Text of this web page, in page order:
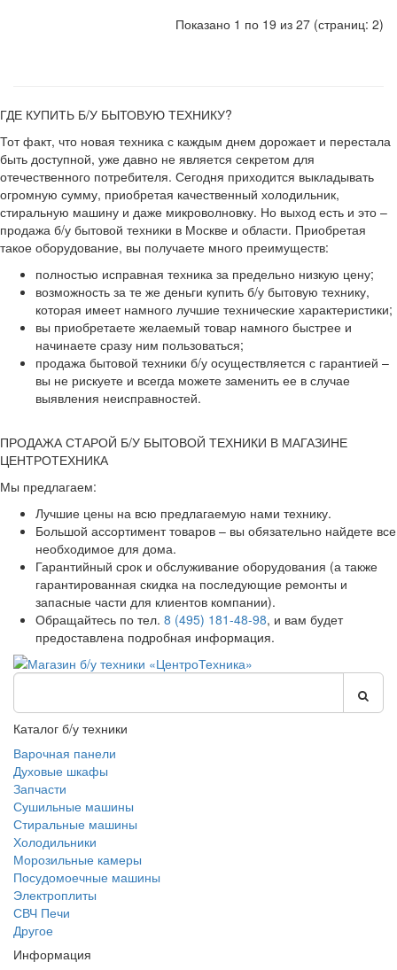
Показано 1 по 19 из 27 (страниц: 2)
ГДЕ КУПИТЬ Б/У БЫТОВУЮ ТЕХНИКУ?
Тот факт, что новая техника с каждым днем дорожает и перестала
быть доступной, уже давно не является секретом для
отечественного потребителя. Сегодня приходится выкладывать
огромную сумму, приобретая качественный холодильник,
стиральную машину и даже микроволновку. Но выход есть и это –
продажа б/у бытовой техники в Москве и области. Приобретая
такое оборудование, вы получаете много преимуществ:
полностью исправная техника за предельно низкую цену;
возможность за те же деньги купить б/у бытовую технику,
которая имеет намного лучшие технические характеристики;
вы приобретаете желаемый товар намного быстрее и
начинаете сразу ним пользоваться;
продажа бытовой техники б/у осуществляется с гарантией –
вы не рискуете и всегда можете заменить ее в случае
выявления неисправностей.
ПРОДАЖА СТАРОЙ Б/У БЫТОВОЙ ТЕХНИКИ В МАГАЗИНЕ
ЦЕНТРОТЕХНИКА
Мы предлагаем:
Лучшие цены на всю предлагаемую нами технику.
Большой ассортимент товаров – вы обязательно найдете все
необходимое для дома.
Гарантийный срок и обслуживание оборудования (а также
гарантированная скидка на последующие ремонты и
запасные части для клиентов компании).
Обращайтесь по тел. 8 (495) 181-48-98, и вам будет
предоставлена подробная информация.
Каталог б/у техники
Варочная панели
Духовые шкафы
Запчасти
Сушильные машины
Стиральные машины
Холодильники
Морозильные камеры
Посудомоечные машины
Электроплиты
СВЧ Печи
Другое
Информация